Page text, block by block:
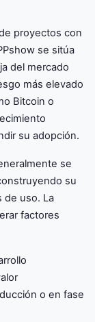
proyectos con
se sitúa
del mercado
más elevado
Bitcoin o
su adopción.
se
su
de uso. La
factores
o en fase